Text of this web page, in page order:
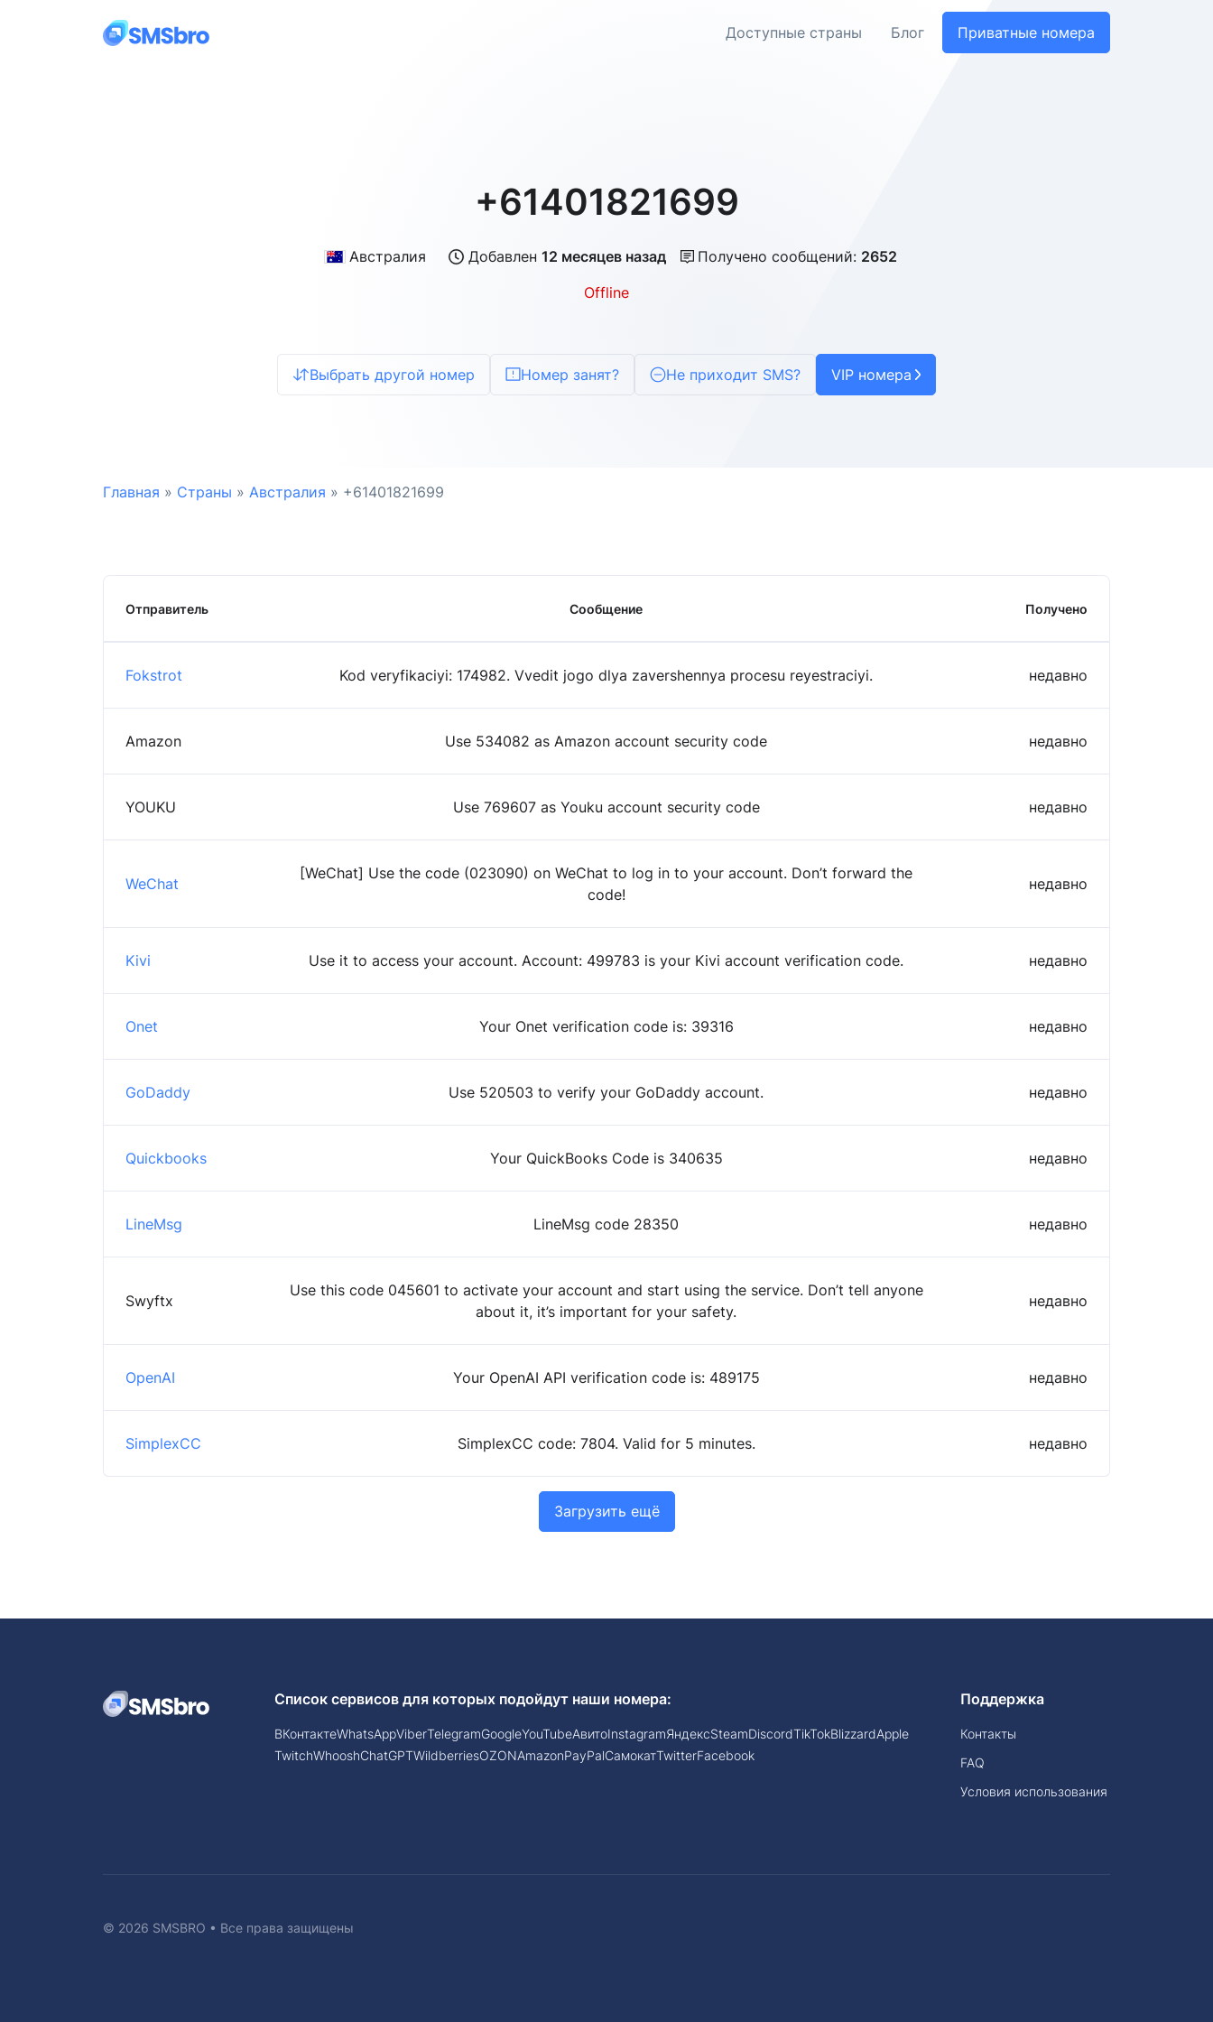
Доступные страны Блог Приватные номера
+61401821699
Австралия Добавлен 12 месяцев назад Получено сообщений: 2652
Offline
Выбрать другой номер Номер занят? Не приходит SMS? VIP номера
Главная » Страны » Австралия » +61401821699
Отправитель Сообщение Получено
Fokstrot Kod veryfikaciyi: 174982. Vvedit jogo dlya zavershennya procesu reyestraciyi. недавно
Amazon Use 534082 as Amazon account security code недавно
YOUKU Use 769607 as Youku account security code недавно
WeChat
[WeChat] Use the code (023090) on WeChat to log in to your account. Don’t forward the
code!
недавно
Kivi Use it to access your account. Account: 499783 is your Kivi account verification code. недавно
Onet Your Onet verification code is: 39316 недавно
GoDaddy Use 520503 to verify your GoDaddy account. недавно
Quickbooks Your QuickBooks Code is 340635 недавно
LineMsg LineMsg code 28350 недавно
Swyftx
Use this code 045601 to activate your account and start using the service. Don’t tell anyone
about it, it’s important for your safety.
недавно
OpenAI Your OpenAI API verification code is: 489175 недавно
SimplexCC SimplexCC code: 7804. Valid for 5 minutes. недавно
Загрузить ещё
Список сервисов для которых подойдут наши номера:
ВКонтактеWhatsAppViberTelegramGoogleYouTubeАвитоInstagramЯндексSteamDiscordTikTokBlizzardApple
TwitchWhooshChatGPTWildberriesOZONAmazonPayPalСамокатTwitterFacebook
Поддержка
Контакты
FAQ
Условия использования
© 2026 SMSBRO • Все права защищены